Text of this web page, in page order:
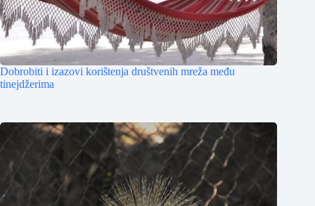
Dobrobiti i izazovi korištenja društvenih mreža među
tinejdžerima